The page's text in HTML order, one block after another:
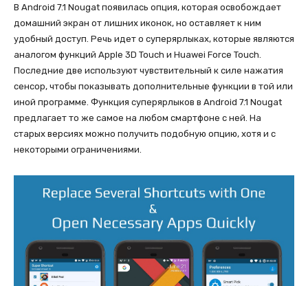
В Android 7.1 Nougat появилась опция, которая освобождает
домашний экран от лишних иконок, но оставляет к ним
удобный доступ. Речь идет о суперярлыках, которые являются
аналогом функций Apple 3D Touch и Huawei Force Touch.
Последние две используют чувствительный к силе нажатия
сенсор, чтобы показывать дополнительные функции в той или
иной программе. Функция суперярлыков в Android 7.1 Nougat
предлагает то же самое на любом смартфоне с ней. На
старых версиях можно получить подобную опцию, хотя и с
некоторыми ограничениями.